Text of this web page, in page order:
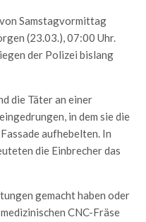
Samstagvormittag
(23.03.), 07:00 Uhr.
der Polizei bislang
die Täter an einer
in dem sie die
aufhebelten. In
die Einbrecher das
gemacht haben oder
CNC-Fräse